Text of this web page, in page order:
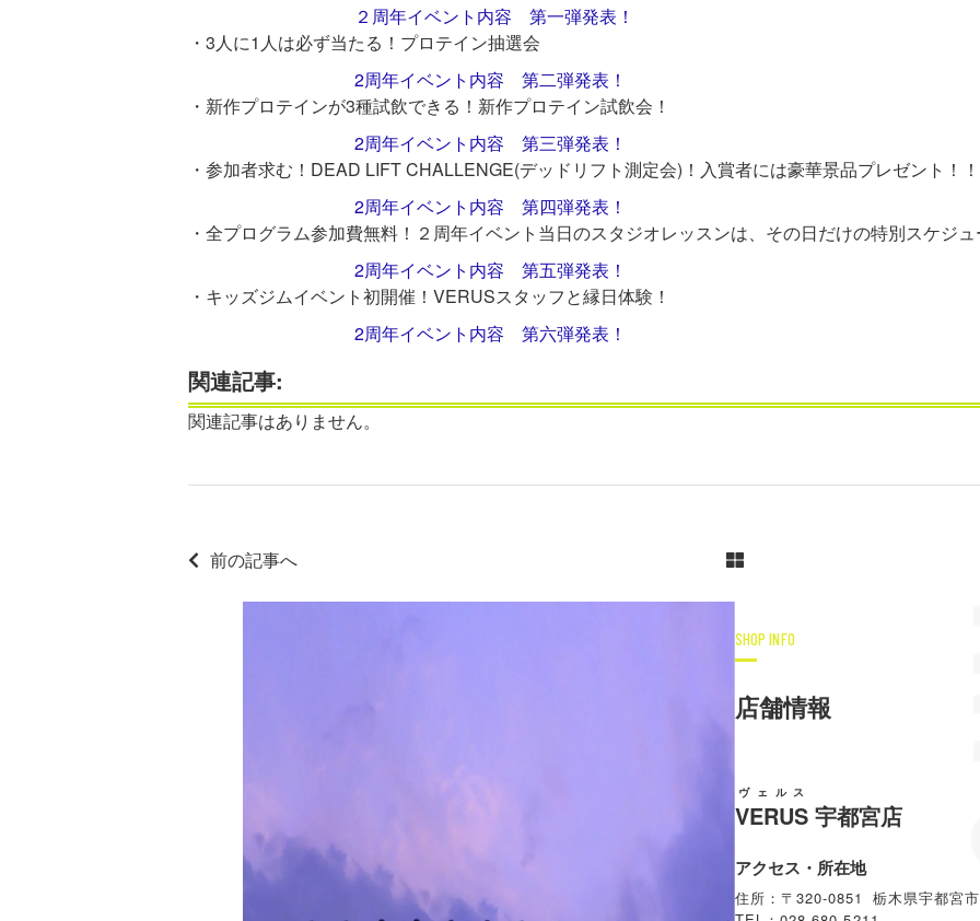
２周年イベント内容 第一弾発表！
・3人に1人は必ず当たる！プロテイン抽選会
2周年イベント内容 第二弾発表！
・新作プロテインが3種試飲できる！新作プロテイン試飲会！
2周年イベント内容 第三弾発表！
・参加者求む！DEAD LIFT CHALLENGE(デッドリフト測定会)！入賞者には豪華景品プレゼント！！
2周年イベント内容 第四弾発表！
・全プログラム参加費無料！２周年イベント当日のスタジオレッスンは、その日だけの特別スケジ
2周年イベント内容 第五弾発表！
・キッズジムイベント初開催！VERUSスタッフと縁日体験！
2周年イベント内容 第六弾発表！
関連記事:
関連記事はありません。
前の記事へ
SHOP INFO
店舗情報
VERUS
ヴェルス
宇都宮店
アクセス・所在地
住所：〒320-0851 栃木県宇都宮